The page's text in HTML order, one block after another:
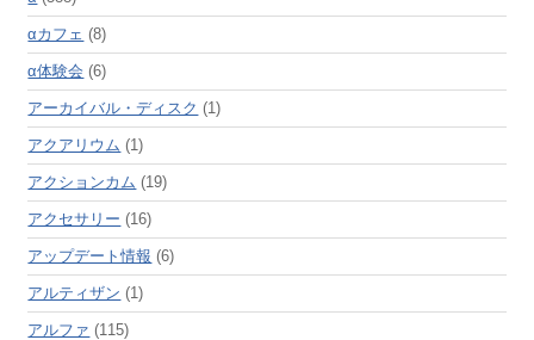
αカフェ (8)
α体験会 (6)
アーカイバル・ディスク (1)
アクアリウム (1)
アクションカム (19)
アクセサリー (16)
アップデート情報 (6)
アルティザン (1)
アルファ (115)